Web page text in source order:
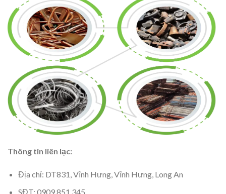
Thông tin liên lạc:
Địa chỉ: DT831, Vĩnh Hưng, Vĩnh Hưng, Long An
SĐT: 0909 851 345